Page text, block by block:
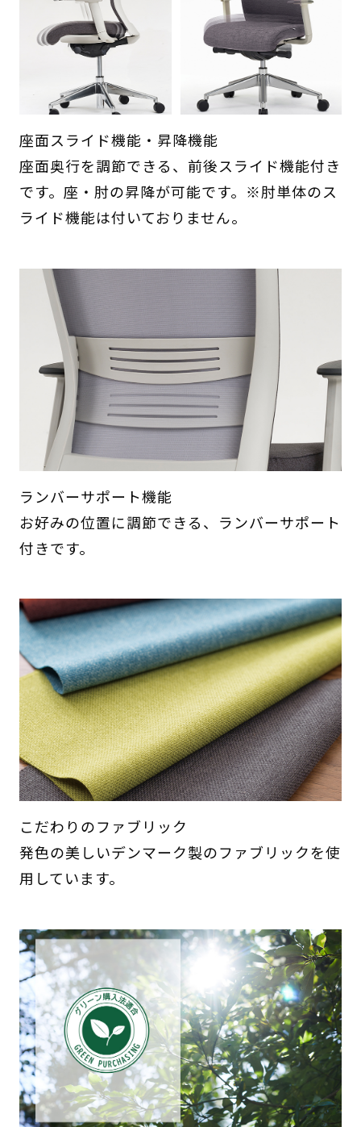
座面スライド機能・昇降機能
座面奥行を調節できる、前後スライド機能付き
です。座・肘の昇降が可能です。※肘単体のス
ライド機能は付いておりません。
ランバーサポート機能
お好みの位置に調節できる、ランバーサポート
付きです。
こだわりのファブリック
発色の美しいデンマーク製のファブリックを使
用しています。